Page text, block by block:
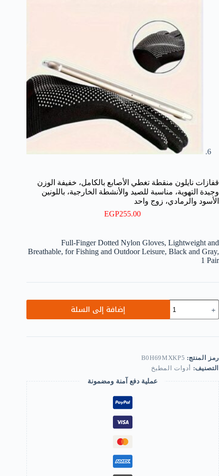
قفازات نايلون منقطة تغطي الأصابع بالكامل، خفيفة الوزن
وجيدة التهوية، مناسبة للصيد والأنشطة الخارجية، باللونين
الأسود والرمادي، زوج واحد
EGP255.00
Full-Finger Dotted Nylon Gloves, Lightweight and
Breathable, for Fishing and Outdoor Leisure, Black and Gray,
1 Pair
قفازات
نايلون
تغطي
بالكامل،
خفيفة
وجيدة
التهوية،
مناسبة
للصيد
والأنشطة
الخارجية،
باللونين
الأسود
والرمادي،
زوج
واحد
إضافة إلى السلة
رمز المنتج: B0H69MXKP5
التصنيف: أدوات المطبخ
عملية دفع آمنة ومضمونة